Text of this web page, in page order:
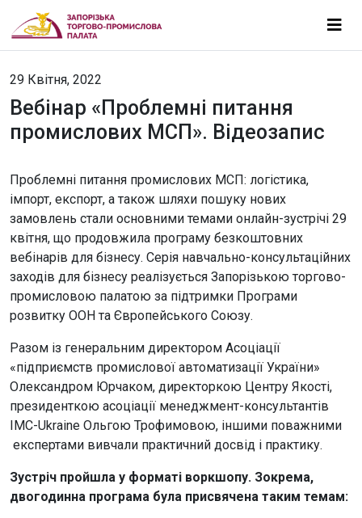
29 Квітня, 2022
Вебінар «Проблемні питання
промислових МСП». Відеозапис
Проблемні питання промислових МСП: логістика,
імпорт, експорт, а також шляхи пошуку нових
замовлень стали основними темами онлайн-зустрічі 29
квітня, що продовжила програму безкоштовних
вебінарів для бізнесу. Серія навчально-консультаційних
заходів для бізнесу реалізується Запорізькою торгово-
промисловою палатою за підтримки Програми
розвитку ООН та Європейського Союзу.
Разом із генеральним директором Асоціації
«підприємств промислової автоматизації України»
Олександром Юрчаком, директоркою Центру Якості,
президенткою асоціації менеджмент-консультантів
IMC-Ukraine Ольгою Трофимовою, іншими поважними
експертами вивчали практичний досвід і практику.
Зустріч пройшла у форматі воркшопу. Зокрема,
двогодинна програма була присвячена таким темам: